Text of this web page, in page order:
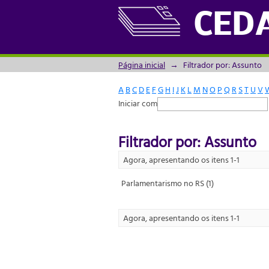
Filtrador por: Assunto
Página inicial → Filtrador por: Assunto
ABCDEFGH IJ KLM NOPQRSTUV
Iniciar com
Filtrador por: Assunto
Agora, apresentando os itens 1-1
Parlamentarismo no RS (1)
Agora, apresentando os itens 1-1